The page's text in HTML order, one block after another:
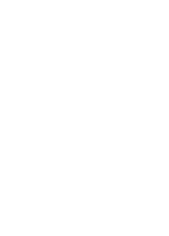
Khanh Hotel là một
phá thành phố sôi
phố và cách sân
rất nhiều du khách
dễ dàng tiếp cận
của thành phố. An
chất lượng làm phong
Nhiều lựa chọn các
giờ, miễn phí wifi tất
hàng ngày, cửa
15 phòng trong
sự ấm cúng và dễ
bị hiện đại như tivi